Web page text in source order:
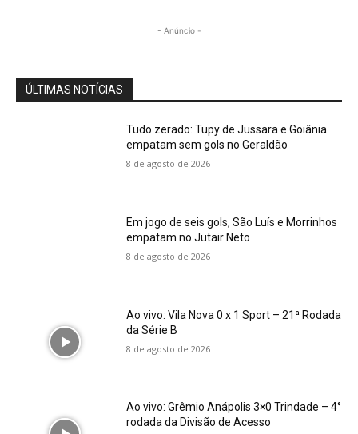
- Anúncio -
ÚLTIMAS NOTÍCIAS
Tudo zerado: Tupy de Jussara e Goiânia
empatam sem gols no Geraldão
8 de agosto de 2026
Em jogo de seis gols, São Luís e Morrinhos
empatam no Jutair Neto
8 de agosto de 2026
Ao vivo: Vila Nova 0 x 1 Sport – 21ª Rodada
da Série B
8 de agosto de 2026
Ao vivo: Grêmio Anápolis 3×0 Trindade – 4°
rodada da Divisão de Acesso